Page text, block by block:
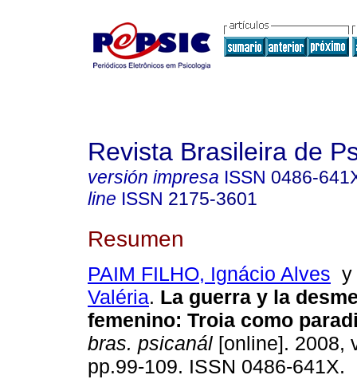
Revista Brasileira de
versión impresa ISSN 0486-
line ISSN 2175-3601
Resumen
PAIM FILHO, Ignácio Alves
Valéria. La guerra y la
femenino: Troia como
bras. psicanál [online]. 2008,
pp.99-109. ISSN 0486-641X.